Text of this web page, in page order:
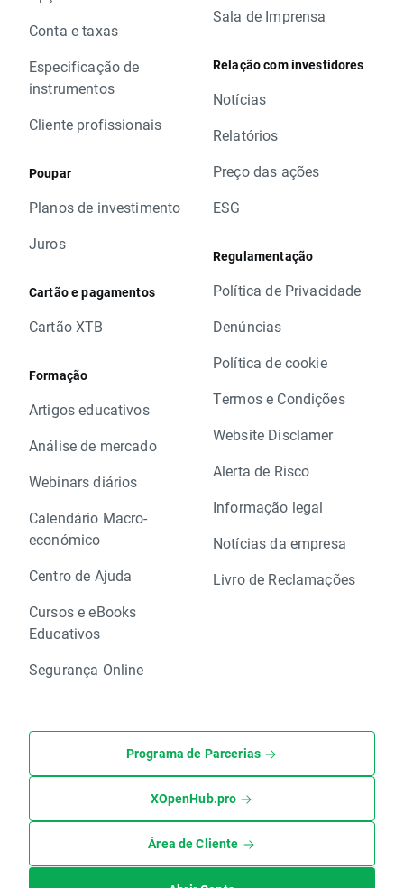
Conta e taxas
Especificação de
instrumentos
Cliente profissionais
Poupar
Planos de investimento
Juros
Cartão e pagamentos
Cartão XTB
Formação
Artigos educativos
Análise de mercado
Webinars diários
Calendário Macro-
económico
Centro de Ajuda
Cursos e eBooks
Educativos
Segurança Online
Sala de Imprensa
Relação com investidores
Notícias
Relatórios
Preço das ações
ESG
Regulamentação
Política de Privacidade
Denúncias
Política de cookie
Termos e Condições
Website Disclamer
Alerta de Risco
Informação legal
Notícias da empresa
Livro de Reclamações
Programa de Parcerias
XOpenHub.pro
Área de Cliente